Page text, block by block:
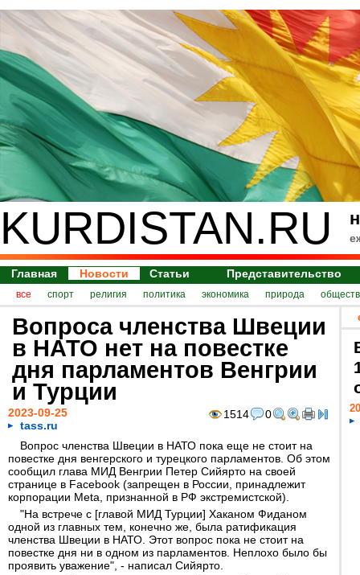
KURDISTAN.RU
Главная Новости Статьи Представительство
все спорт религия политика экономика природа
Вопроса членства Швеции
в НАТО нет на повестке
дня парламентов Венгрии
и Турции
1514 0
2023-09-25
tass.ru
Вопрос членства Швеции в НАТО пока еще не стоит на
повестке дня венгерского и турецкого парламентов. Об этом
сообщил глава МИД Венгрии Петер Сийярто на своей
странице в Facebook (запрещен в России, принадлежит
корпорации Meta, признанной в РФ экстремистской).
"На встрече с [главой МИД Турции] Хаканом Фиданом
одной из главных тем, конечно же, была ратификация
членства Швеции в НАТО. Этот вопрос пока не стоит на
повестке дня ни в одном из парламентов. Неплохо было бы
проявить уважение", - написал Сийярто.